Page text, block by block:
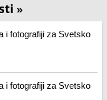
»
i fotografiji za Svetsko
i fotografiji za Svetsko